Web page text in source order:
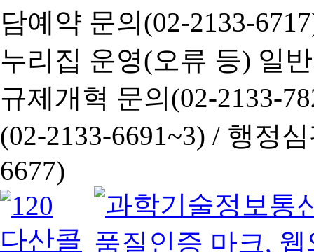
담예약 문의(02-2133-
누리집 운영(오류 등) 일
규제개혁 문의(02-2133-
(02-2133-6691~3) / 행정심
6677)